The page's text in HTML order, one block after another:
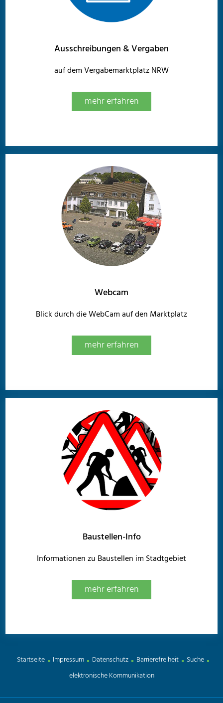
Ausschreibungen & Vergaben
auf dem Vergabemarktplatz NRW
mehr erfahren
Webcam
Blick durch die WebCam auf den Marktplatz
mehr erfahren
Baustellen-Info
Informationen zu Baustellen im Stadtgebiet
mehr erfahren
Startseite Impressum Datenschutz Barrierefreiheit
Suche
elektronische Kommunikation